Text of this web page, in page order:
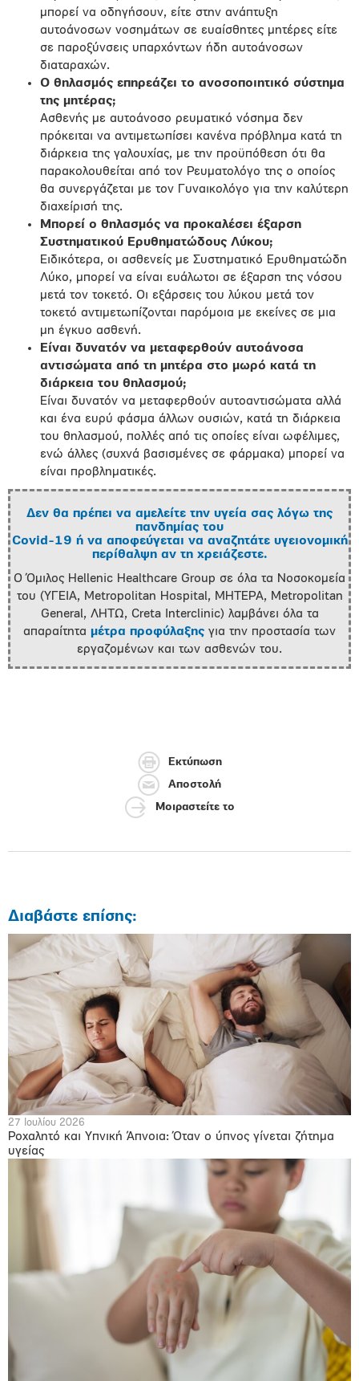
μπορεί να οδηγήσουν, είτε στην ανάπτυξη
αυτοάνοσων νοσημάτων σε ευαίσθητες μητέρες είτε
σε παροξύνσεις υπαρχόντων ήδη αυτοάνοσων
διαταραχών.
Ο θηλασμός επηρεάζει το ανοσοποιητικό σύστημα
της μητέρας;
Ασθενής με αυτοάνοσο ρευματικό νόσημα δεν
πρόκειται να αντιμετωπίσει κανένα πρόβλημα κατά τη
διάρκεια της γαλουχίας, με την προϋπόθεση ότι θα
παρακολουθείται από τον Ρευματολόγο της ο οποίος
θα συνεργάζεται με τον Γυναικολόγο για την καλύτερη
διαχείρισή της.
Μπορεί ο θηλασμός να προκαλέσει έξαρση
Συστηματικού Ερυθηματώδους Λύκου;
Ειδικότερα, οι ασθενείς με Συστηματικό Ερυθηματώδη
Λύκο, μπορεί να είναι ευάλωτοι σε έξαρση της νόσου
μετά τον τοκετό. Οι εξάρσεις του λύκου μετά τον
τοκετό αντιμετωπίζονται παρόμοια με εκείνες σε μια
μη έγκυο ασθενή.
Είναι δυνατόν να μεταφερθούν αυτοάνοσα
αντισώματα από τη μητέρα στο μωρό κατά τη
διάρκεια του θηλασμού;
Είναι δυνατόν να μεταφερθούν αυτοαντισώματα αλλά
και ένα ευρύ φάσμα άλλων ουσιών, κατά τη διάρκεια
του θηλασμού, πολλές από τις οποίες είναι ωφέλιμες,
ενώ άλλες (συχνά βασισμένες σε φάρμακα) μπορεί να
είναι προβληματικές.
Δεν θα πρέπει να αμελείτε την υγεία σας λόγω της
πανδημίας του
Covid-19 ή να αποφεύγεται να αναζητάτε υγειονομική
περίθαλψη αν τη χρειάζεστε.
Ο Όμιλος Hellenic Healthcare Group σε όλα τα Νοσοκομεία
του (ΥΓΕΙΑ, Metropolitan Hospital, ΜΗΤΕΡΑ, Metropolitan
General, ΛΗΤΩ, Creta Interclinic) λαμβάνει όλα τα
απαραίτητα μέτρα προφύλαξης για την προστασία των
εργαζομένων και των ασθενών του.
Εκτύπωση
Αποστολή
Μοιραστείτε το
Διαβάστε επίσης:
27 Ιουλίου 2026
Ροχαλητό και Υπνική Άπνοια: Όταν ο ύπνος γίνεται ζήτημα
υγείας